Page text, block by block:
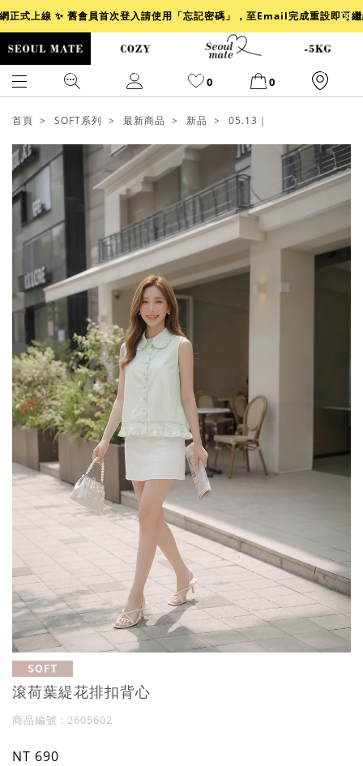
正式上線 ✨ 舊會員首次登入請使用「忘記密碼」，至Email完成重設即可
0 0
爆乳 背心 洋裝 舒芙蕾
小香風 透膚 小香 牛仔
襯衫 褲裙 牛仔裙 冰感
涼感
首頁 SOFT系列 最新商品 新品 05.13｜
滾荷葉緹花排扣背心
商品編號 : 2605602
NT 690